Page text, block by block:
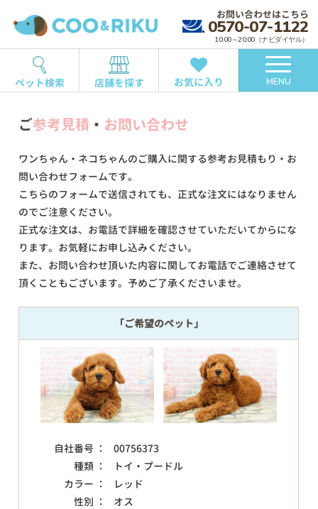
お問い合わせはこちら
0570-07-1122
10:00～20:00（ナビダイヤル）
ペット検索 店舗を探す お気に入り MENU
ご参考見積 ・ お問い合わせ
ワンちゃん・ネコちゃんのご購入に関する参考お見積もり・お
問い合わせフォームです。
こちらのフォームで送信されても、正式な注文にはなりません
のでご注意ください。
正式な注文は、お電話で詳細を確認させていただいてからにな
ります。お気軽にお申し込みください。
また、お問い合わせ頂いた内容に関してお電話でご連絡させて
頂くこともございます。予めご了承くださいませ。
「ご希望のペット」
自社番号 ：
00756373
種類 ：
トイ・プードル
カラー ：
レッド
性別 ：
オス